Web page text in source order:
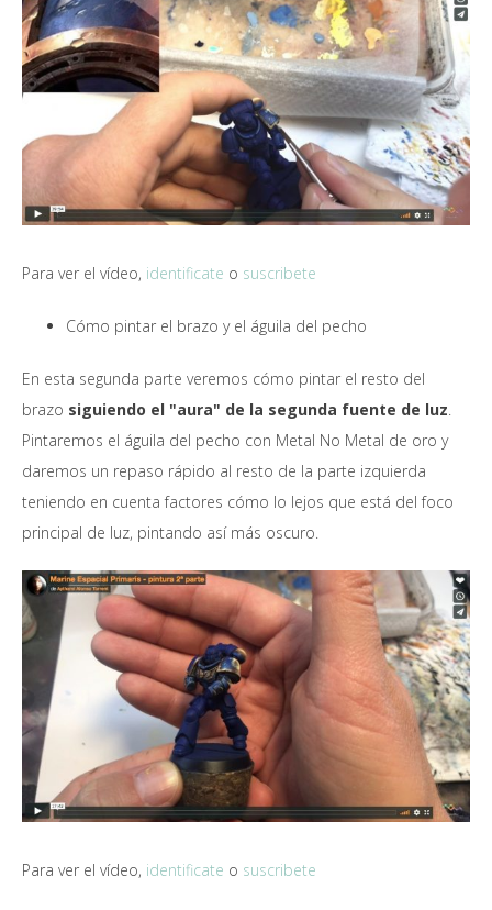
Para ver el vídeo, identificate o suscribete
Cómo pintar el brazo y el águila del pecho
En esta segunda parte veremos cómo pintar el resto del
brazo siguiendo el "aura" de la segunda fuente de luz
Pintaremos el águila del pecho con Metal No Metal de oro y
daremos un repaso rápido al resto de la parte izquierda
teniendo en cuenta factores cómo lo lejos que está del foco
principal de luz, pintando así más oscuro.
Para ver el vídeo, identificate o suscribete